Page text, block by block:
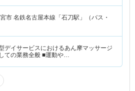
市 名鉄名古屋本線「石刀駅」（バス・
デイサービスにおけるあん摩マッサージ
ての業務全般 ■運動や…